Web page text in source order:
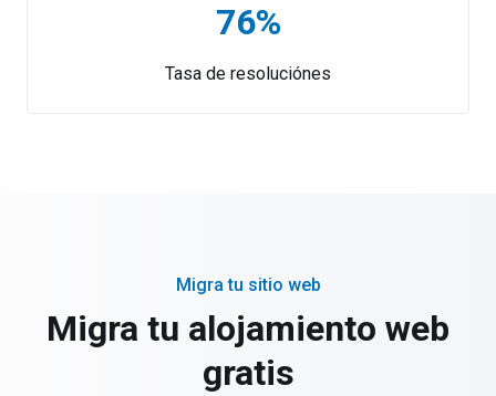
76%
Tasa de resoluciónes
Migra tu sitio web
Migra tu alojamiento web
gratis